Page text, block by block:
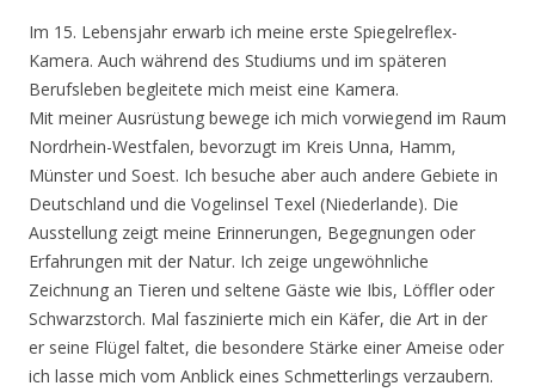
Im 15. Lebensjahr erwarb ich meine erste Spiegelreflex-
Kamera. Auch während des Studiums und im späteren
Berufsleben begleitete mich meist eine Kamera.
Mit meiner Ausrüstung bewege ich mich vorwiegend im Raum
Nordrhein-Westfalen, bevorzugt im Kreis Unna, Hamm,
Münster und Soest. Ich besuche aber auch andere Gebiete in
Deutschland und die Vogelinsel Texel (Niederlande). Die
Ausstellung zeigt meine Erinnerungen, Begegnungen oder
Erfahrungen mit der Natur. Ich zeige ungewöhnliche
Zeichnung an Tieren und seltene Gäste wie Ibis, Löffler oder
Schwarzstorch. Mal faszinierte mich ein Käfer, die Art in der
er seine Flügel faltet, die besondere Stärke einer Ameise oder
ich lasse mich vom Anblick eines Schmetterlings verzaubern.